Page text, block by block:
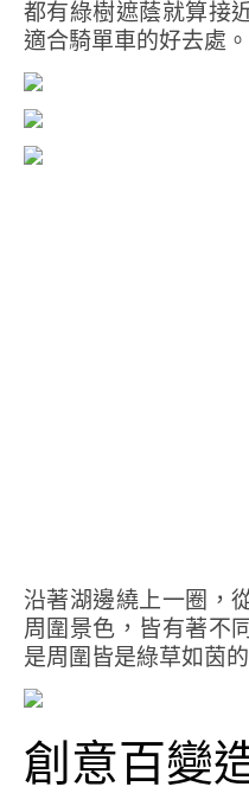
都有綠樹遮蔭就算接
適合騎單車的好去處。
沿著湖邊繞上一圈，
周圍景色，皆有著不
是周圍皆是綠草如茵的
創意百變